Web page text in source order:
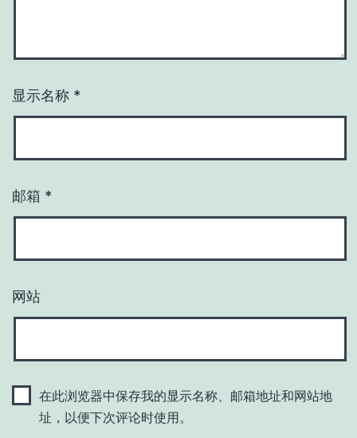
显示名称 *
邮箱 *
网站
在此浏览器中保存我的显示名称、邮箱地址和网站地
址，以便下次评论时使用。